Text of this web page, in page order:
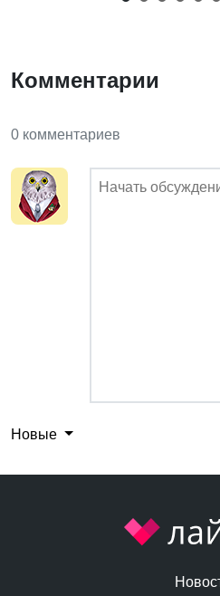
Комментарии
0 комментариев
Новые